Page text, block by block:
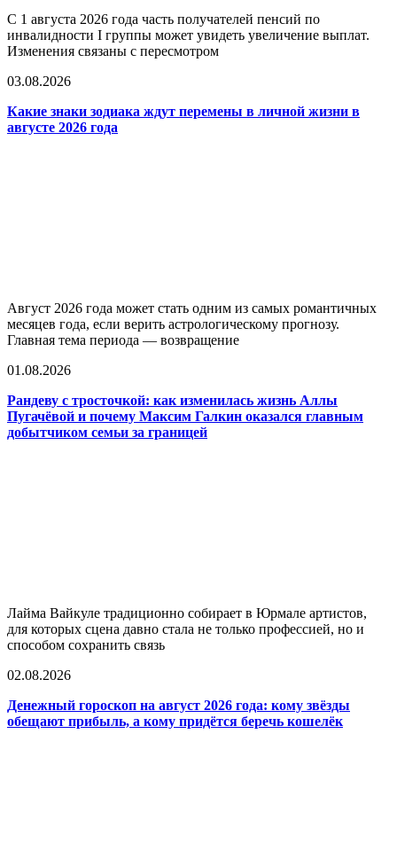
С 1 августа 2026 года часть получателей пенсий по
инвалидности I группы может увидеть увеличение выплат.
Изменения связаны с пересмотром
03.08.2026
Какие знаки зодиака ждут перемены в личной жизни в
августе 2026 года
Август 2026 года может стать одним из самых романтичных
месяцев года, если верить астрологическому прогнозу.
Главная тема периода — возвращение
01.08.2026
Рандеву с тросточкой: как изменилась жизнь Аллы
Пугачёвой и почему Максим Галкин оказался главным
добытчиком семьи за границей
Лайма Вайкуле традиционно собирает в Юрмале артистов,
для которых сцена давно стала не только профессией, но и
способом сохранить связь
02.08.2026
Денежный гороскоп на август 2026 года: кому звёзды
обещают прибыль, а кому придётся беречь кошелёк